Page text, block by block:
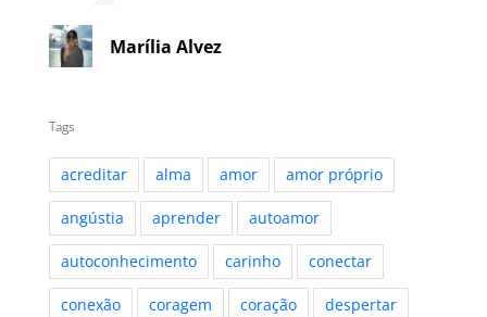
Marília Alvez
Tags
acreditar alma amor amor próprio
angústia aprender autoamor
autoconhecimento carinho conectar
conexão coragem coração despertar